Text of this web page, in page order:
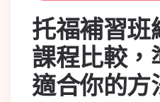
托福補習班
課程比較，
適合你的方